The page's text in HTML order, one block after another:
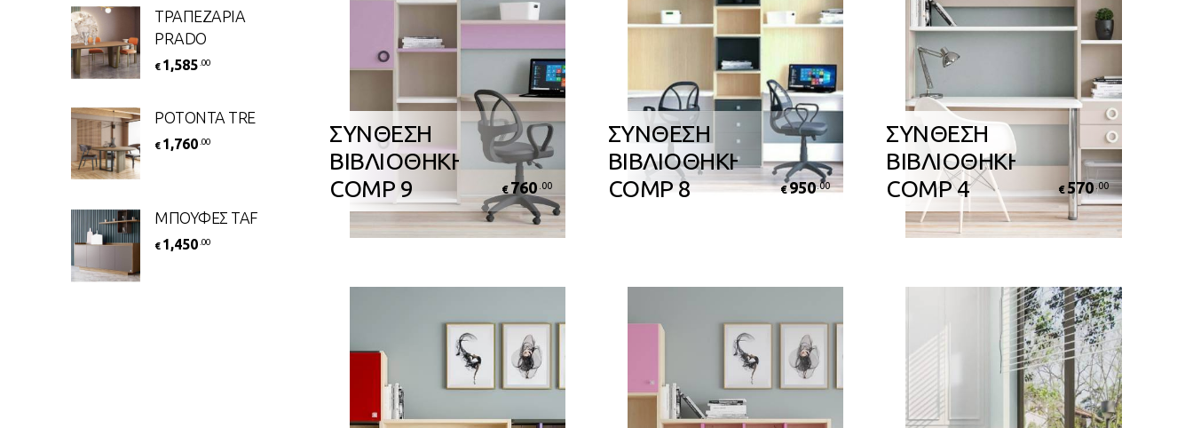
ΤΡΑΠΕΖΑΡΙΑ
PRADO
€ 1,585.00
ΡΟΤΟΝΤΑ TRE
€ 1,760 .00
ΜΠΟΥΦΕΣ TAF
€ 1,450.00
ΣΥΝΘΕΣΗ
ΒΙΒΛΙΟΘΗΚΗΣ
COMP 9
€ 760 .00
ΣΥΝΘΕΣΗ
ΒΙΒΛΙΟΘΗΚΗΣ
COMP 8
€ 950.00
ΣΥΝΘΕΣΗ
ΒΙΒΛΙΟΘΗΚΗΣ
COMP 4
€ 570.00